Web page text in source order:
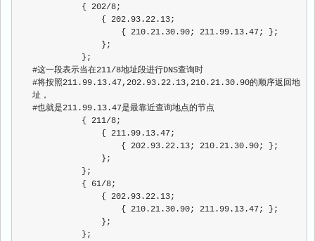
          { 202/8;
              { 202.93.22.13;
                  { 210.21.30.90; 211.99.13.47; };
              };
          };
#这一段表示当在211/8地址段进行DNS查询时
#将按照211.99.13.47,202.93.22.13,210.21.30.90的顺序返回地
址，
#也就是211.99.13.47是最靠近查询地点的节点
          { 211/8;
              { 211.99.13.47;
                  { 202.93.22.13; 210.21.30.90; };
              };
          };
          { 61/8;
              { 202.93.22.13;
                  { 210.21.30.90; 211.99.13.47; };
              };
          };